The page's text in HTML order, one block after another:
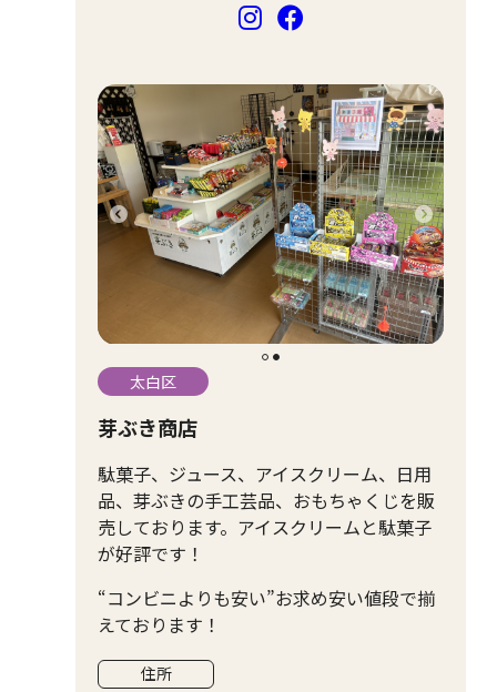
太白区
芽ぶき商店
駄菓子、ジュース、アイスクリーム、日用
品、芽ぶきの手工芸品、おもちゃくじを販
売しております。アイスクリームと駄菓子
が好評です！
“コンビニよりも安い”お求め安い値段で揃
えております！
住所